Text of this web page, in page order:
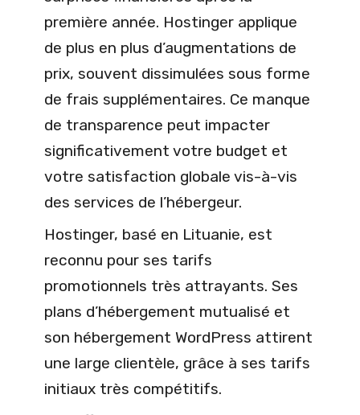
première année. Hostinger applique
de plus en plus d’augmentations de
prix, souvent dissimulées sous forme
de frais supplémentaires. Ce manque
de transparence peut impacter
significativement votre budget et
votre satisfaction globale vis-à-vis
des services de l’hébergeur.
Hostinger, basé en Lituanie, est
reconnu pour ses tarifs
promotionnels très attrayants. Ses
plans d’hébergement mutualisé et
son hébergement WordPress attirent
une large clientèle, grâce à ses tarifs
initiaux très compétitifs.